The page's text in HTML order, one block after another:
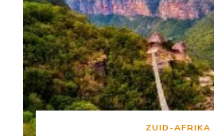
ZUID-AFRIKA